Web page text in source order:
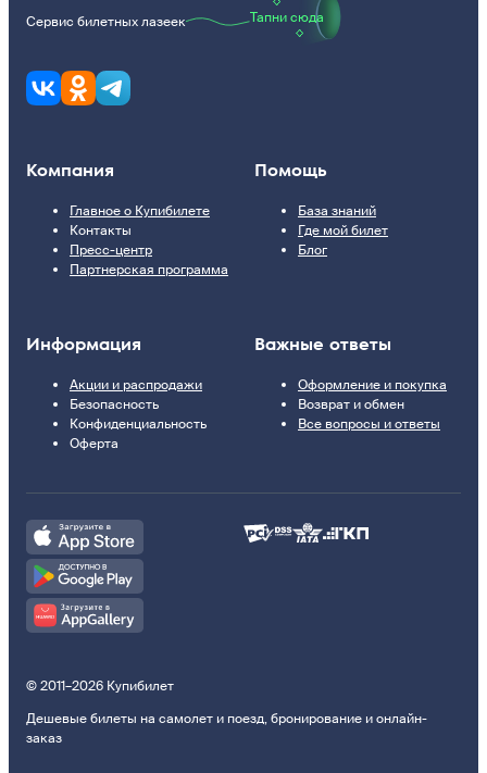
Сервис билетных лазеек Тапни сюда
Компания
Главное о Купибилете
Контакты
Пресс-центр
Партнерская программа
Помощь
База знаний
Где мой билет
Блог
Информация
Акции и распродажи
Безопасность
Конфиденциальность
Оферта
Важные ответы
Оформление и покупка
Возврат и обмен
Все вопросы и ответы
© 2011–2026 Купибилет
Дешевые билеты на самолет и поезд, бронирование и онлайн-
заказ